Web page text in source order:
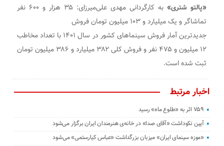
«پالتو شتری»
به کارگردانی مهدی علی‌میرزای: ۳۵ هزار و ۶۰۰ نفر
تماشاگر و یک میلیارد و ۱۰۳ میلیون تومان فروش
جدیدترین آمار فروش سینماهای کشور در سال ۱۴۰۱ با تعداد مخاطب
۱۲ میلیون و ۴۷۵ نفر و فروش کلی ۳۸۲ میلیارد و ۳۸۶ میلیون تومان
ثبت شده است.
اخبار مرتبط
۷۵۹ اثر به «طلوع ماه» رسید
آیین نکوداشت «آقای صدا» در خانه‌ی هنرمندان ایران برگزار می‌شود
«موزه سینمای ایران» میزبان بزرگداشت «عباس کیارستمی» می‌شود